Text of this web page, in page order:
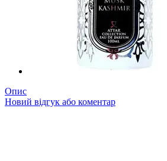
Опис
Новий відгук або коментар